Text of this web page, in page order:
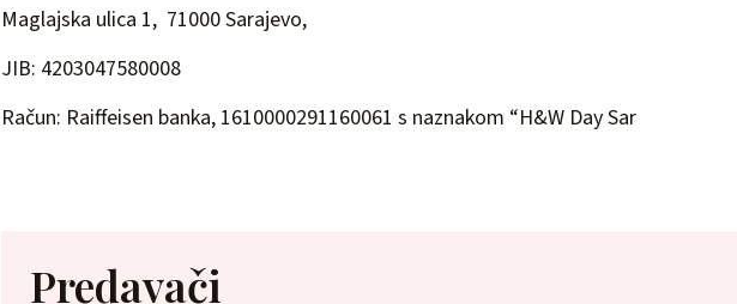
Maglajska ulica 1, 71000 Sarajevo,
JIB: 4203047580008
Račun: Raiffeisen banka, 1610000291160061 s naznakom “H&W Day Sar
Predavači